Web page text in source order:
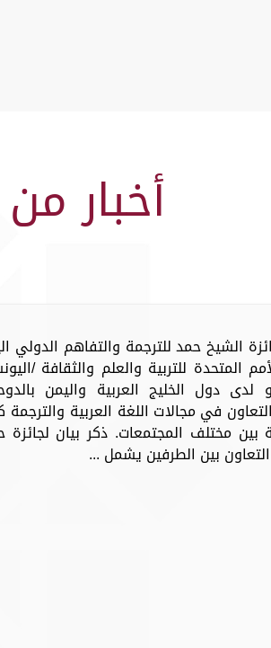
أخبار
الشيخ حمد للترجمة والتفاهم الدولي
المتحدة للتربية والعلم والثقافة /
دول الخليج العربية واليمن
في مجالات اللغة العربية
بين مختلف المجتمعات. ذكر بيان لجائزة
بين الطرفين يشمل ...